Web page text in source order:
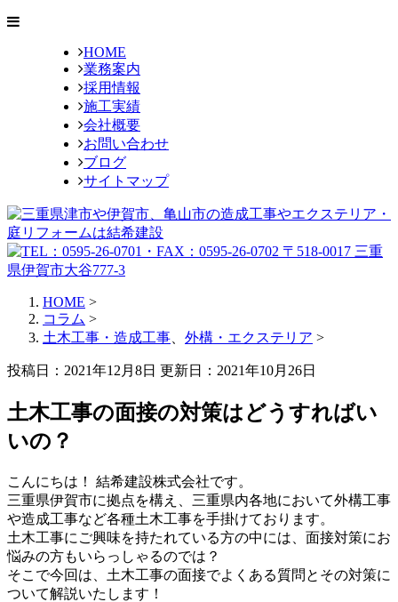
HOME
業務案内
採用情報
施工実績
会社概要
お問い合わせ
ブログ
サイトマップ
HOME >
コラム >
土木工事・造成工事
外構・エクステリア >
投稿日：2021年12月8日 更新日： 2021年10月26日
土木工事の面接の対策はどうすればい
いの？
こんにちは！ 結希建設株式会社です。
三重県伊賀市に拠点を構え、三重県内各地において外構工事
や造成工事など各種土木工事を手掛けております。
土木工事にご興味を持たれている方の中には、面接対策にお
悩みの方もいらっしゃるのでは？
そこで今回は、土木工事の面接でよくある質問とその対策に
ついて解説いたします！